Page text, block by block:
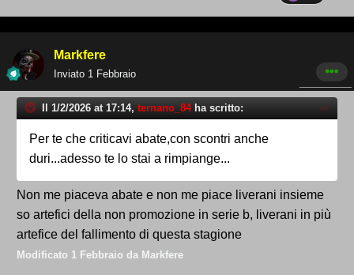
Markfere
Inviato 1 Febbraio
Il 1/2/2026 at 17:14, ternano_84ha scritto:
Per te che criticavi abate,con scontri anche
duri...adesso te lo stai a rimpiange...
Non me piaceva abate e non me piace liverani insieme
so artefici della non promozione in serie b, liverani in più
artefice del fallimento di questa stagione
Modificato 1 Febbraio da Markfere